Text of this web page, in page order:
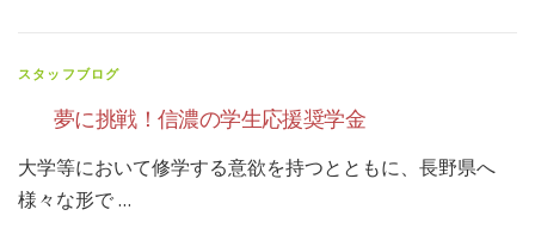
スタッフブログ
夢に挑戦！信濃の学生応援奨学金
大学等において修学する意欲を持つとともに、長野県へ
様々な形で …